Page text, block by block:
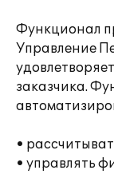
Функционал
Управление
заказчика.
•
• управлять